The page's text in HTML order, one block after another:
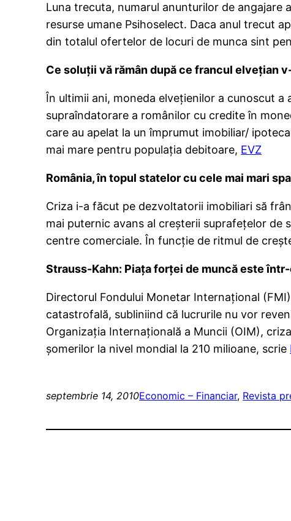
Luna trecuta, numarul anunturilor de
resurse umane Psihoselect. Daca anul trecut
din totalul ofertelor de locuri de munca sint
Ce soluţii vă rămân după ce francul elveţian
În ultimii ani, moneda elveţienilor a cunoscut
supraîndatorare a românilor cu credite în
care au apelat la un împrumut imobiliar/
mai mare pentru populaţia debitoare, EVZ
România, în topul statelor cu cele mai mari
Criza i-a făcut pe dezvoltatorii imobiliari să
mai puternic avans al creşterii suprafeţelor de
centre comerciale. În funcţie de ritmul de
Strauss-Kahn: Piaţa forţei de muncă este
Directorul Fondului Monetar Internaţional
catastrofală, subliniind că lucrurile nu vor
Organizaţia Internaţională a Muncii (OIM),
şomerilor la nivel mondial la 210 milioane, scrie
septembrie 14, 2010Economic – Financiar, Revista